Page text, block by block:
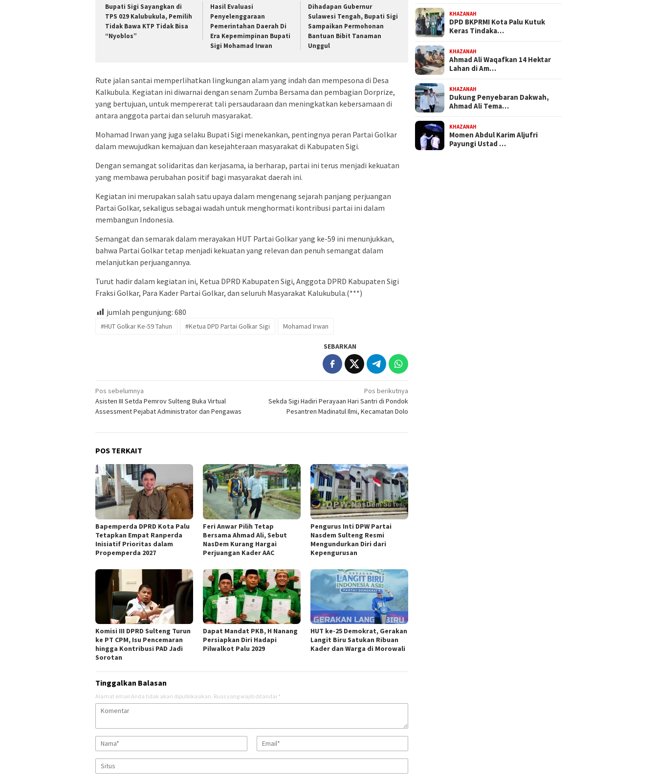
Bupati Sigi Sayangkan di
TPS 029 Kalubukula, Pemilih
Tidak Bawa KTP Tidak Bisa
“Nyoblos”
Hasil Evaluasi
Penyelenggaraan
Pemerintahan Daerah Di
Era Kepemimpinan Bupati
Sigi Mohamad Irwan
Dihadapan Gubernur
Sulawesi Tengah, Bupati Sigi
Sampaikan Permohonan
Bantuan Bibit Tanaman
Unggul
Rute jalan santai memperlihatkan lingkungan alam yang indah dan mempesona di Desa
Kalkubula. Kegiatan ini diwarnai dengan senam Zumba Bersama dan pembagian Dorprize,
yang bertujuan, untuk mempererat tali persaudaraan dan meningkatkan kebersamaan di
antara anggota partai dan seluruh masyarakat.
Mohamad Irwan yang juga selaku Bupati Sigi menekankan, pentingnya peran Partai Golkar
dalam mewujudkan kemajuan dan kesejahteraan masyarakat di Kabupaten Sigi.
Dengan semangat solidaritas dan kerjasama, ia berharap, partai ini terus menjadi kekuatan
yang membawa perubahan positif bagi masyarakat daerah ini.
Kegiatan ini merupakan salah satu upaya dalam mengenang sejarah panjang perjuangan
Partai Golkar, sekaligus sebagai wadah untuk menghormati kontribusi partai ini dalam
membangun Indonesia.
Semangat dan semarak dalam merayakan HUT Partai Golkar yang ke-59 ini menunjukkan,
bahwa Partai Golkar tetap menjadi kekuatan yang relevan dan penuh semangat dalam
melanjutkan perjuangannya.
Turut hadir dalam kegiatan ini, Ketua DPRD Kabupaten Sigi, Anggota DPRD Kabupaten Sigi
Fraksi Golkar, Para Kader Partai Golkar, dan seluruh Masyarakat Kalukubula.(***)
jumlah pengunjung: 680
#HUT Golkar Ke-59 Tahun #Ketua DPD Partai Golkar Sigi Mohamad Irwan
SEBARKAN
Navigasi
pos
Pos sebelumnya
Asisten III Setda Pemrov Sulteng Buka Virtual
Assessment Pejabat Administrator dan Pengawas
Pos berikutnya
Sekda Sigi Hadiri Perayaan Hari Santri di Pondok
Pesantren Madinatul Ilmi, Kecamatan Dolo
POS TERKAIT
Bapemperda DPRD Kota Palu
Tetapkan Empat Ranperda
Inisiatif Prioritas dalam
Propemperda 2027
Feri Anwar Pilih Tetap
Bersama Ahmad Ali, Sebut
NasDem Kurang Hargai
Perjuangan Kader AAC
Pengurus Inti DPW Partai
Nasdem Sulteng Resmi
Mengundurkan Diri dari
Kepengurusan
Komisi III DPRD Sulteng Turun
ke PT CPM, Isu Pencemaran
hingga Kontribusi PAD Jadi
Sorotan
Dapat Mandat PKB, H Nanang
Persiapkan Diri Hadapi
Pilwalkot Palu 2029
HUT ke-25 Demokrat, Gerakan
Langit Biru Satukan Ribuan
Kader dan Warga di Morowali
Tinggalkan Balasan
Alamat email Anda tidak akan dipublikasikan. Ruas yang wajib ditandai *
KHAZANAH
DPD BKPRMI Kota Palu Kutuk
Keras Tindaka…
KHAZANAH
Ahmad Ali Waqafkan 14 Hektar
Lahan di Am…
KHAZANAH
Dukung Penyebaran Dakwah,
Ahmad Ali Tema…
KHAZANAH
Momen Abdul Karim Aljufri
Payungi Ustad …